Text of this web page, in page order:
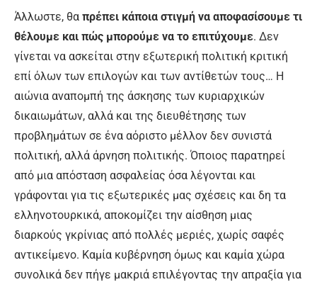
Άλλωστε, θα πρέπει κάποια στιγμή να αποφασίσουμε τι
θέλουμε και πώς μπορούμε να το επιτύχουμε. Δεν
γίνεται να ασκείται στην εξωτερική πολιτική κριτική
επί όλων των επιλογών και των αντίθετών τους… Η
αιώνια αναπομπή της άσκησης των κυριαρχικών
δικαιωμάτων, αλλά και της διευθέτησης των
προβλημάτων σε ένα αόριστο μέλλον δεν συνιστά
πολιτική, αλλά άρνηση πολιτικής. Όποιος παρατηρεί
από μια απόσταση ασφαλείας όσα λέγονται και
γράφονται για τις εξωτερικές μας σχέσεις και δη τα
ελληνοτουρκικά, αποκομίζει την αίσθηση μιας
διαρκούς γκρίνιας από πολλές μεριές, χωρίς σαφές
αντικείμενο. Καμία κυβέρνηση όμως και καμία χώρα
συνολικά δεν πήγε μακριά επιλέγοντας την απραξία για